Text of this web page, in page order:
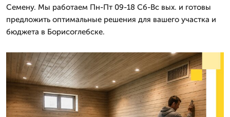
Семену. Мы работаем Пн-Пт 09-18 Сб-Вс вых. и готовы
предложить оптимальные решения для вашего участка и
бюджета в Борисоглебске.